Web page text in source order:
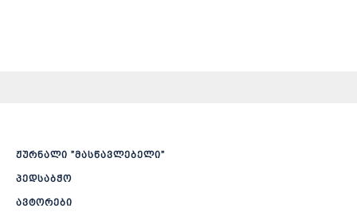
ჟურნალი ”მასწავლებელი”
პედსაბჭო
ავტორები